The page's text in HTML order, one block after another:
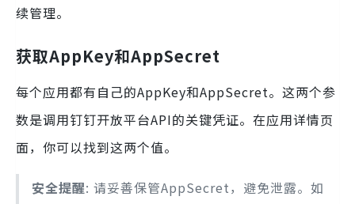
续管理。
获取AppKey和AppSecret
每个应用都有自己的AppKey和AppSecret。这两个参
数是调用钉钉开放平台API的关键凭证。在应用详情页
面，你可以找到这两个值。
安全提醒: 请妥善保管AppSecret，避免泄露。如